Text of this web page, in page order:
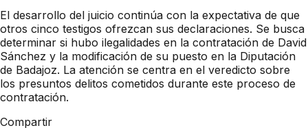
El desarrollo del juicio continúa con la expectativa de que
otros cinco testigos ofrezcan sus declaraciones. Se busca
determinar si hubo ilegalidades en la contratación de David
Sánchez y la modificación de su puesto en la Diputación
de Badajoz. La atención se centra en el veredicto sobre
los presuntos delitos cometidos durante este proceso de
contratación.
Compartir